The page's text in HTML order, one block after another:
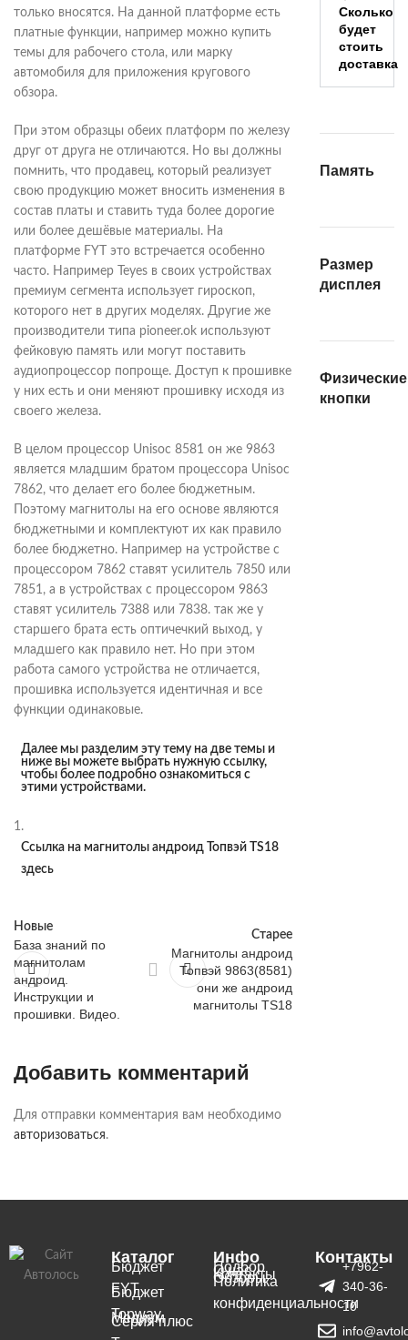
только вносятся. На данной платформе есть
платные функции, например можно купить
темы для рабочего стола, или марку
автомобиля для приложения кругового
обзора.
При этом образцы обеих платформ по железу
друг от друга не отличаются. Но вы должны
помнить, что продавец, который реализует
свою продукцию может вносить изменения в
состав платы и ставить туда более дорогие
или более дешёвые материалы. На
платформе FYT это встречается особенно
часто. Например Teyes в своих устройствах
премиум сегмента использует гироскоп,
которого нет в других моделях. Другие же
производители типа pioneer.ok используют
фейковую память или могут поставить
аудиопроцессор попроще. Доступ к прошивке
у них есть и они меняют прошивку исходя из
своего железа.
В целом процессор Unisoc 8581 он же 9863
является младшим братом процессора Unisoc
7862, что делает его более бюджетным.
Поэтому магнитолы на его основе являются
бюджетными и комплектуют их как правило
более бюджетно. Например на устройстве с
процессором 7862 ставят усилитель 7850 или
7851, а в устройствах с процессором 9863
ставят усилитель 7388 или 7838. так же у
старшего брата есть оптичечкий выход, у
младшего как правило нет. Но при этом
работа самого устройства не отличается,
прошивка используется идентичная и все
функции одинаковые.
Далее мы разделим эту тему на две темы и
ниже вы можете выбрать нужную ссылку,
чтобы более подробно ознакомиться с
этими устройствами.
1.
Ссылка на магнитолы андроид Топвэй TS18
здесь
Новые
База знаний по
магнитолам
андроид.
Инструкции и
прошивки. Видео.
Старее
Магнитолы андроид
Топвэй 9863(8581)
они же андроид
магнитолы TS18
Добавить комментарий
Для отправки комментария вам необходимо
авторизоваться.
Сколько
будет
стоить
доставка
Память
Размер
дисплея
Физические
кнопки
Каталог
Бюджет
FYT
Бюджет
Topway
Медиум
Серия плюс
Инфо
Подбор
О нас
Контакты
Обзоры
Политика
конфиденциальности
Контакты
+7962-
340-36-
10